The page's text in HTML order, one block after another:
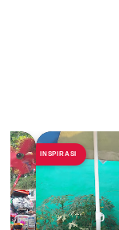
INSPIRASI